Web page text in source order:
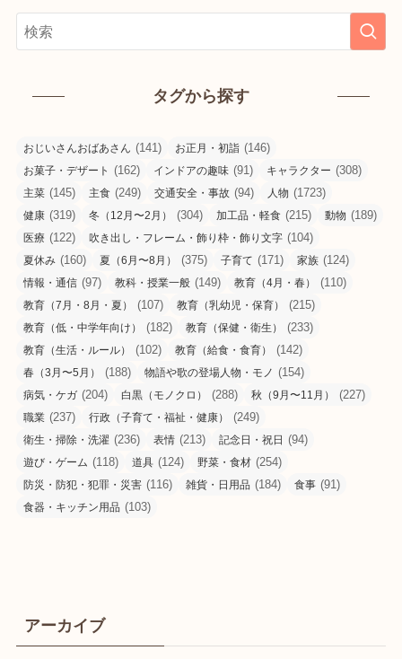
タグから探す
おじいさんおばあさん (141) お正月・初詣 (146)
お菓子・デザート (162) インドアの趣味 (91) キャラクター (308)
主菜 (145) 主食 (249) 交通安全・事故 (94) 人物 (1723)
健康 (319) 冬（12月〜2月） (304) 加工品・軽食 (215) 動物 (189)
医療 (122) 吹き出し・フレーム・飾り枠・飾り文字 (104)
夏休み (160) 夏（6月〜8月） (375) 子育て (171) 家族 (124)
情報・通信 (97) 教科・授業一般 (149) 教育（4月・春） (110)
教育（7月・8月・夏） (107) 教育（乳幼児・保育） (215)
教育（低・中学年向け） (182) 教育（保健・衛生） (233)
教育（生活・ルール） (102) 教育（給食・食育） (142)
春（3月〜5月） (188) 物語や歌の登場人物・モノ (154)
病気・ケガ (204) 白黒（モノクロ） (288) 秋（9月〜11月） (227)
職業 (237) 行政（子育て・福祉・健康） (249)
衛生・掃除・洗濯 (236) 表情 (213) 記念日・祝日 (94)
遊び・ゲーム (118) 道具 (124) 野菜・食材 (254)
防災・防犯・犯罪・災害 (116) 雑貨・日用品 (184) 食事 (91)
食器・キッチン用品 (103)
アーカイブ